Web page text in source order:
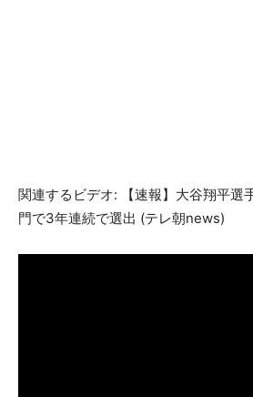
関連するビデオ: 【速報】大谷翔平選
門で3年連続で選出 (テレ朝news)